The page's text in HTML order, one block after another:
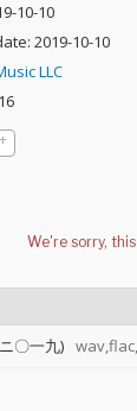
10-10
2019-10-10
LLC
〇一九)